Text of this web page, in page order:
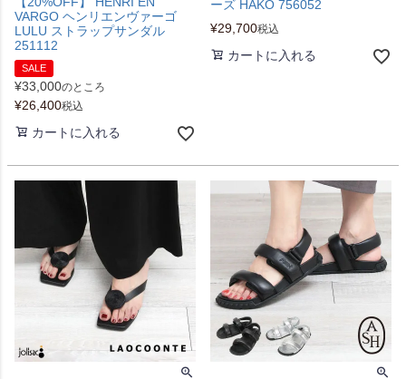
VARGO ヘンリエンヴァーゴ
LULU ストラップサンダル
251112
SALE
¥33,000のところ
¥26,400税込
カートに入れる
ーズ HAKO 756052
¥29,700税込
カートに入れる